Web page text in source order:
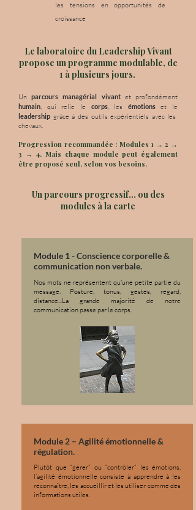
Le laboratoire du Leadership Vivant
propose un programme modulable, de
1 à plusieurs jours.
Unparcours managérial vivantet profondément
humain, qui relie le corps, les émotionset le
leadership grâce à des outils expérientiels avec les
chevaux.
Progression recommandée : Modules 1 → 2 →
3 → 4. Mais chaque module peut également
être proposé seul, selon vos besoins.
Un parcours progressif… ou des
modules à la carte
Module 1 - Conscience corporelle &
communication non verbale.
Nos mots ne représentent qu'une petite partie du
message. Posture, tonus, gestes, regard,
distance...La grande majorité de notre
communication passe par le corps.
Module 2 – Agilité émotionnelle &
régulation.
Plutôt que “gérer” ou “contrôler” les émotions,
l’agilité émotionnelle consiste à apprendre à les
reconnaître, les accueillir et les utiliser comme des
informations utiles.
les tensions en opportunités de
croissance